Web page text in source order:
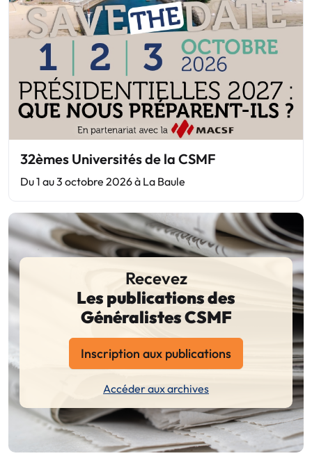
32èmes Universités de la CSMF
Du 1 au 3 octobre 2026 à La Baule
Recevez
Les publications des
Généralistes CSMF
Inscription aux publications
Accéder aux archives